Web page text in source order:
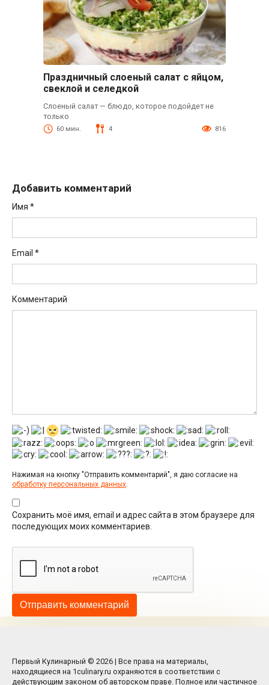
Праздничный слоеный салат с яйцом,
свеклой и селедкой
Слоеный салат — блюдо, которое подойдет не
только
60 мин. 4 816
Добавить комментарий
Имя *
Email *
Комментарий
Нажимая на кнопку "Отправить комментарий", я даю согласие на
обработку персональных данных.
Сохранить моё имя, email и адрес сайта в этом браузере для
последующих моих комментариев.
Первый Кулинарный © 2026 | Все права на материалы,
находящиеся на 1culinary.ru охраняются в соответствии с
действующим законом об авторском праве. Полное или частичное